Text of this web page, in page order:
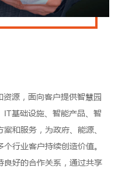
源，面向客户提供智慧园
IT基础设施、智能产品、智
和服务，为政府、能源、
行业客户持续创造价值。
良好的合作关系，通过共享